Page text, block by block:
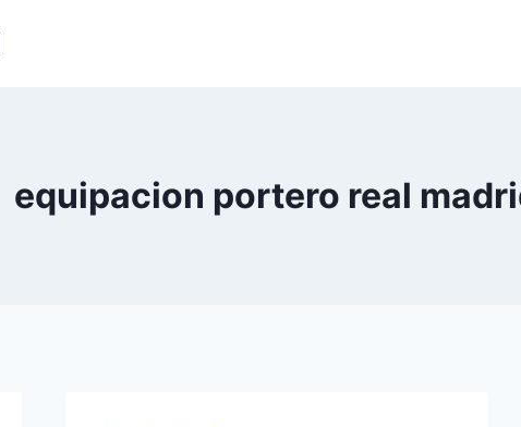
equipacion portero real